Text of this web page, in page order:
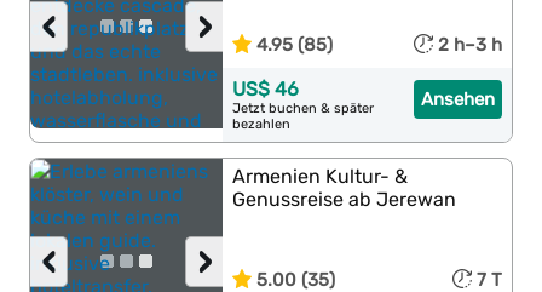
›
‹ 4.95 (85) 2 h–3 h
Ansehen
US$ 46
Jetzt buchen & später
bezahlen
›
‹
Armenien Kultur- &
Genussreise ab Jerewan
5.00 (35) 7 T